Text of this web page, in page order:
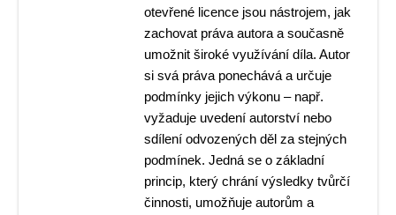
otevřené licence jsou nástrojem, jak
zachovat práva autora a současně
umožnit široké využívání díla. Autor
si svá práva ponechává a určuje
podmínky jejich výkonu – např.
vyžaduje uvedení autorství nebo
sdílení odvozených děl za stejných
podmínek. Jedná se o základní
princip, který chrání výsledky tvůrčí
činnosti, umožňuje autorům a